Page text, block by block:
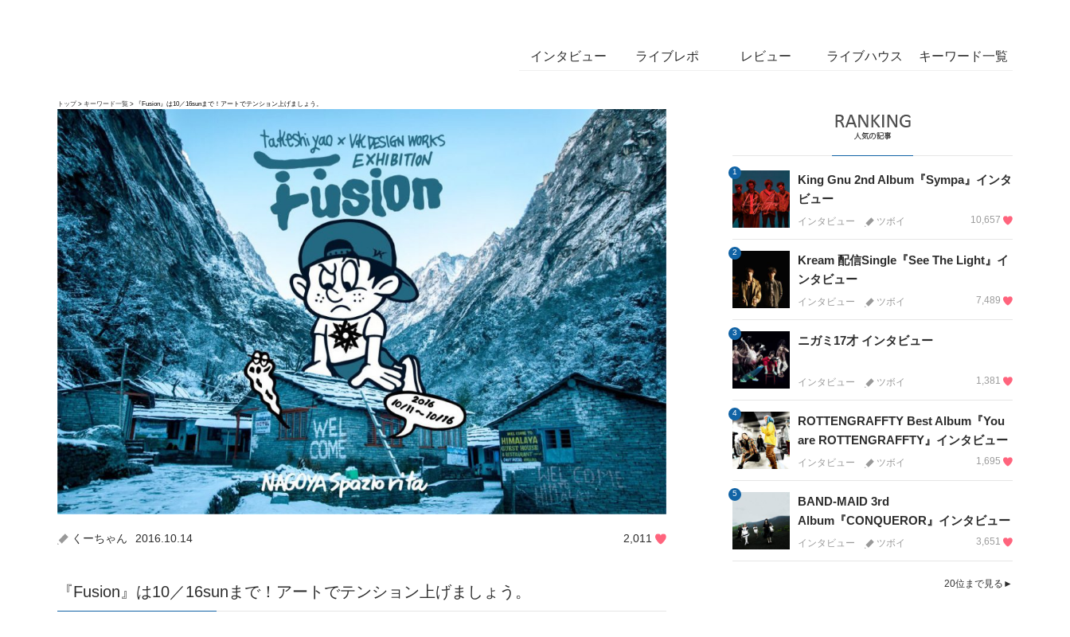
インタビュー ライブレポ レビュー ライブハウス キーワード一覧
トップ キーワード一覧 『Fusion』は10／16sunまで！アートでテンション上げましょう。
くーちゃん 2016.10.14 2,011
『Fusion』は10／16sunまで！アートでテンション上げましょう。
1
King Gnu 2nd Album『Sympa』インタ
ビュー
インタビュー ツボイ 10,657
2
Kream 配信Single『See The Light』イ
ンタビュー
インタビュー ツボイ 7,489
3
ニガミ17才 インタビュー
インタビュー ツボイ 1,381
4
ROTTENGRAFFTY Best Album『You
are ROTTENGRAFFTY』インタビュー
インタビュー ツボイ 1,695
5
BAND-MAID 3rd
Album『CONQUEROR』インタビュー
インタビュー ツボイ 3,651
20位まで見る►